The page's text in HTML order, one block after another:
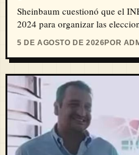
Sheinbaum cuestionó que el
2024 para organizar las
5 DE AGOSTO DE 2026POR